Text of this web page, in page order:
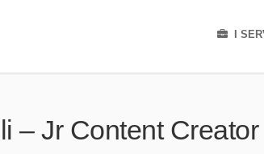
I
– Jr Content Creator